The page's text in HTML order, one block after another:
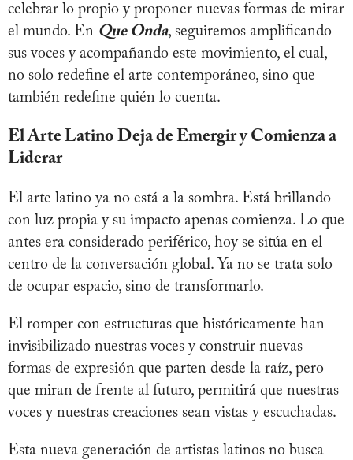
celebrar lo propio y proponer nuevas formas de mirar
el mundo. En Que Onda, seguiremos amplificando
sus voces y acompañando este movimiento, el cual,
no solo redefine el arte contemporáneo, sino que
también redefine quién lo cuenta.
El Arte Latino Deja de Emergir y Comienza a
Liderar
El arte latino ya no está a la sombra. Está brillando
con luz propia y su impacto apenas comienza. Lo que
antes era considerado periférico, hoy se sitúa en el
centro de la conversación global. Ya no se trata solo
de ocupar espacio, sino de transformarlo.
El romper con estructuras que históricamente han
invisibilizado nuestras voces y construir nuevas
formas de expresión que parten desde la raíz, pero
que miran de frente al futuro, permitirá que nuestras
voces y nuestras creaciones sean vistas y escuchadas.
Esta nueva generación de artistas latinos no busca